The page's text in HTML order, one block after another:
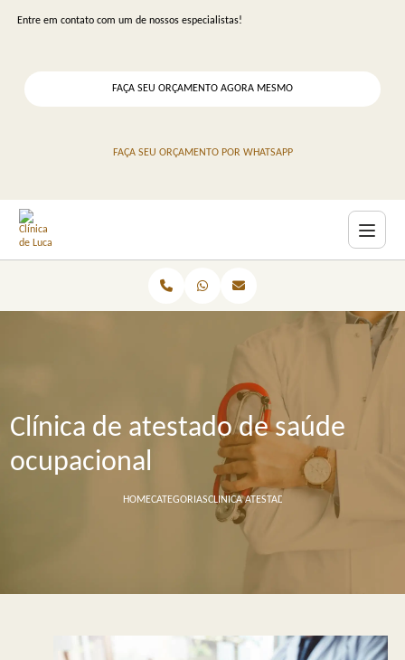
Entre em contato com um de nossos especialistas!
FAÇA SEU ORÇAMENTO AGORA MESMO
FAÇA SEU ORÇAMENTO POR WHATSAPP
HOMECATEGORIASCLINICA ATESTADO SAUDE OCUPACIONAL
Clínica de atestado de saúde
ocupacional